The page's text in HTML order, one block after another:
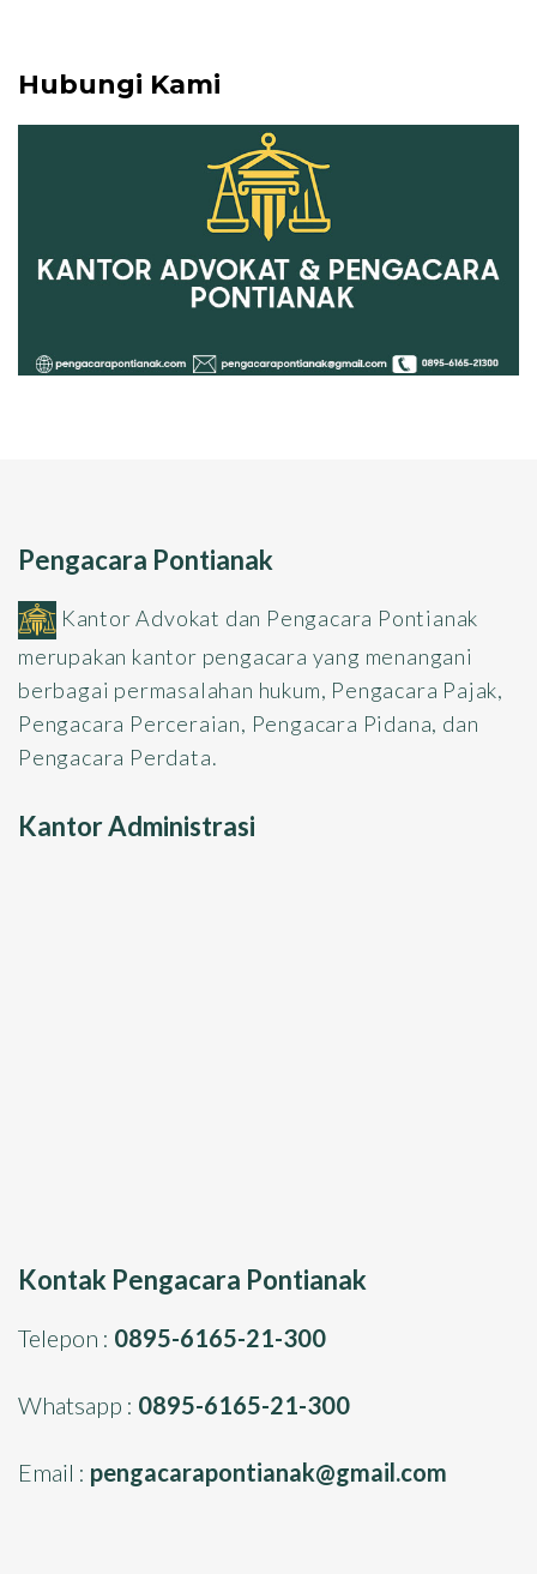
Hubungi Kami
Pengacara Pontianak
Kantor Advokat dan Pengacara Pontianak
merupakan kantor pengacara yang menangani
berbagai permasalahan hukum, Pengacara Pajak,
Pengacara Perceraian, Pengacara Pidana, dan
Pengacara Perdata.
Kantor Administrasi
Kontak Pengacara Pontianak
Telepon : 0895-6165-21-300
Whatsapp : 0895-6165-21-300
Email : pengacarapontianak@gmail.com